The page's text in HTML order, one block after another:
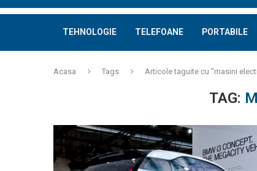
TEHNOLOGIE TELEFOANE PORTABILE
Acasa Tags Articole taguite cu "masini
TAG: